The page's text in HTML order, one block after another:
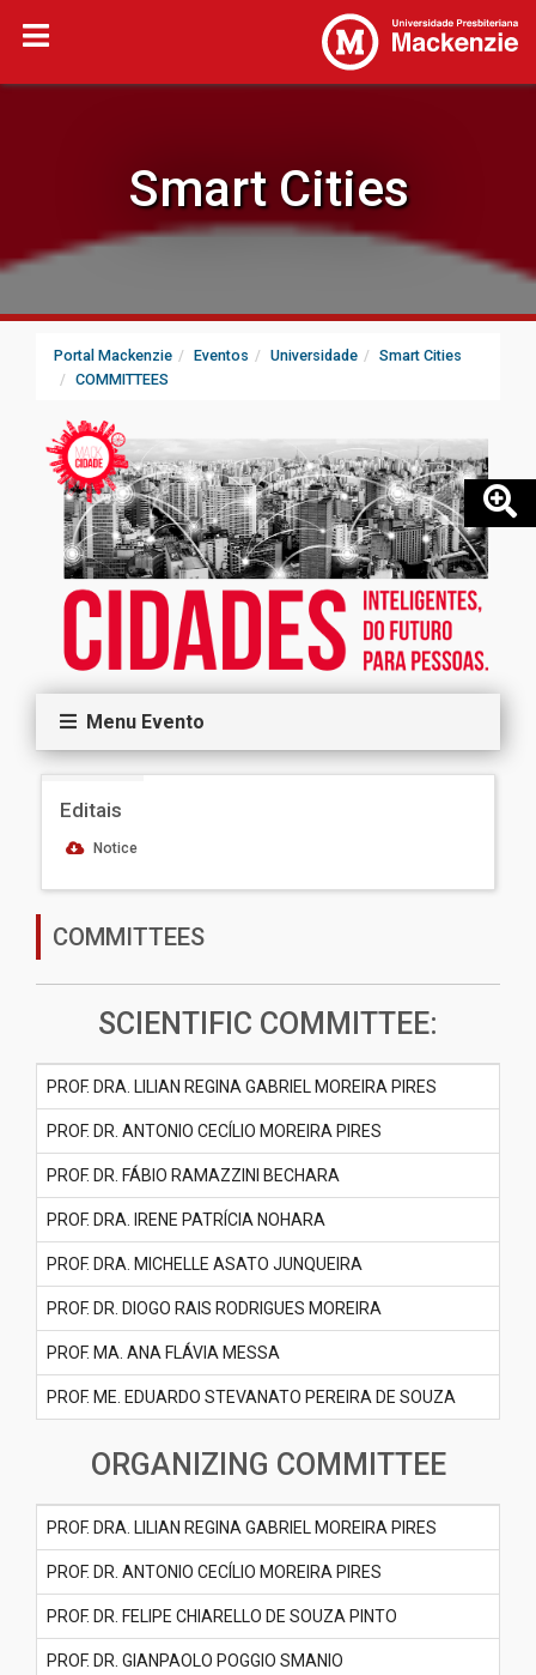
Smart Cities
Portal Mackenzie Eventos Universidade
Smart Cities
COMMITTEES
Menu Evento
Editais
Notice
COMMITTEES
SCIENTIFIC COMMITTEE:
PROF. DRA. LILIAN REGINA GABRIEL MOREIRA PIRES
PROF. DR. ANTONIO CECÍLIO MOREIRA PIRES
PROF. DR. FÁBIO RAMAZZINI BECHARA
PROF. DRA. IRENE PATRÍCIA NOHARA
PROF. DRA. MICHELLE ASATO JUNQUEIRA
PROF. DR. DIOGO RAIS RODRIGUES MOREIRA
PROF. MA. ANA FLÁVIA MESSA
PROF. ME. EDUARDO STEVANATO PEREIRA DE SOUZA
ORGANIZING COMMITTEE
PROF. DRA. LILIAN REGINA GABRIEL MOREIRA PIRES
PROF. DR. ANTONIO CECÍLIO MOREIRA PIRES
PROF. DR. FELIPE CHIARELLO DE SOUZA PINTO
PROF. DR. GIANPAOLO POGGIO SMANIO